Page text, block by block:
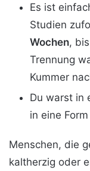
Es ist
Studien
Wochen,
Trennung
Kummer
Du warst in
in eine
Menschen, die
kaltherzig oder